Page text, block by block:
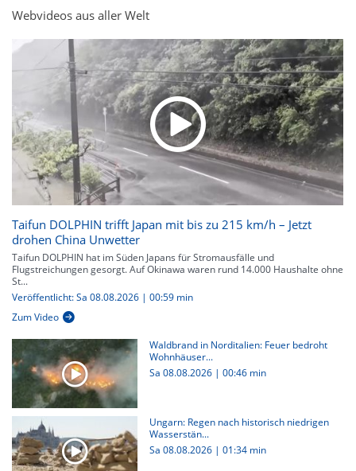
Webvideos aus aller Welt
Taifun DOLPHIN trifft Japan mit bis zu 215 km/h – Jetzt
drohen China Unwetter
Taifun DOLPHIN hat im Süden Japans für Stromausfälle und
Flugstreichungen gesorgt. Auf Okinawa waren rund 14.000 Haushalte ohne
St...
Veröffentlicht: Sa 08.08.2026 | 00:59 min
Zum Video
Waldbrand in Norditalien: Feuer bedroht
Wohnhäuser...
Sa 08.08.2026 | 00:46 min
Ungarn: Regen nach historisch niedrigen
Wasserstän...
Sa 08.08.2026 | 01:34 min